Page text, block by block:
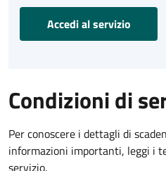
Accedi al servizio
Condizioni di
Per conoscere i dettagli di
informazioni importanti, leggi i
servizio.